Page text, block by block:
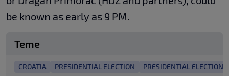
be known as early as 9 PM.
Teme
CROATIA PRESIDENTIAL ELECTION PRESIDENTIAL ELECTION